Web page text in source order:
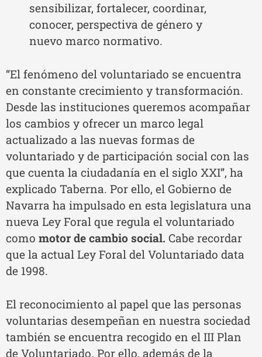
sensibilizar, fortalecer, coordinar,
conocer, perspectiva de género y
nuevo marco normativo.
“El fenómeno del voluntariado se encuentra
en constante crecimiento y transformación.
Desde las instituciones queremos acompañar
los cambios y ofrecer un marco legal
actualizado a las nuevas formas de
voluntariado y de participación social con las
que cuenta la ciudadanía en el siglo XXI”, ha
explicado Taberna. Por ello, el Gobierno de
Navarra ha impulsado en esta legislatura una
nueva Ley Foral que regula el voluntariado
como motor de cambio social. Cabe recordar
que la actual Ley Foral del Voluntariado data
de 1998.
El reconocimiento al papel que las personas
voluntarias desempeñan en nuestra sociedad
también se encuentra recogido en el III Plan
de Voluntariado. Por ello, además de la